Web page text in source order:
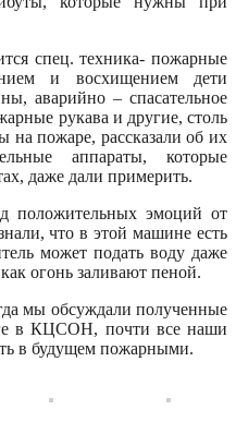
спец. техника- пожарные
и восхищением дети
аварийно – спасательное
рукава и другие, столь
на пожаре, рассказали об их
аппараты, которые
даже дали примерить.
положительных эмоций от
что в этой машине есть
может подать воду даже
огонь заливают пеной.
мы обсуждали полученные
в КЦСОН, почти все наши
в будущем пожарными.